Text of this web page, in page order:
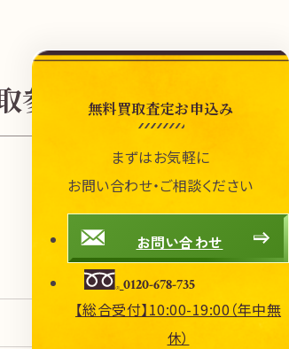
参考価格無料買取査定お申込み
まずはお気軽に
お問い合わせ・ご相談ください
お問い合わせ
0120-678-735
【総合受付】10:00-19:00（年中無
休）